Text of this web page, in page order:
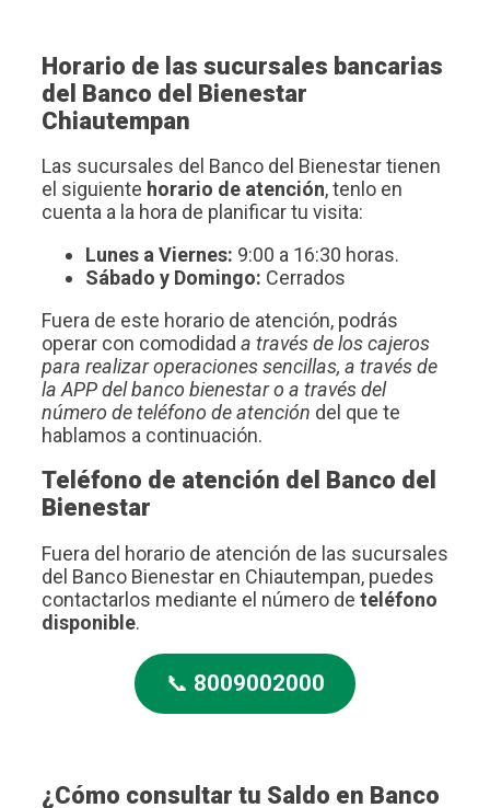
Horario de las sucursales bancarias
del Banco del Bienestar
Chiautempan
Las sucursales del Banco del Bienestar tienen
el siguiente horario de atención, tenlo en
cuenta a la hora de planificar tu visita:
Lunes a Viernes: 9:00 a 16:30 horas.
Sábado y Domingo: Cerrados
Fuera de este horario de atención, podrás
operar con comodidad a través de los cajeros
para realizar operaciones sencillas, a través de
la APP del banco bienestar o a través del
número de teléfono de atención del que te
hablamos a continuación.
Teléfono de atención del Banco del
Bienestar
Fuera del horario de atención de las sucursales
del Banco Bienestar en Chiautempan, puedes
contactarlos mediante el número de teléfono
disponible.
📞 8009002000
¿Cómo consultar tu Saldo en Banco